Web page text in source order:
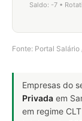
Saldo: -7 •
Fonte: Portal
Empresas do
Privada em
em regime